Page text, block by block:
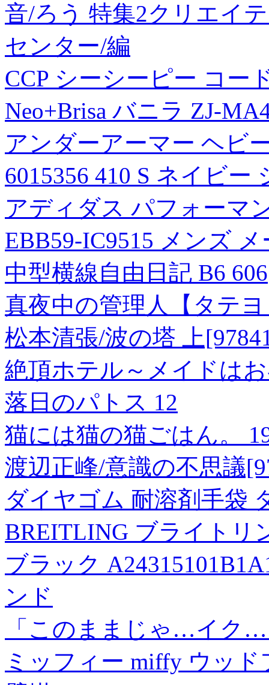
音/ろう 特集2クリエイ
センター/編
CCP シーシーピー コー
Neo+Brisa バニラ ZJ-
アンダーアーマー ヘビ
6015356 410 S ネイビー
アディダス パフォーマ
EBB59-IC9515 メンズ
中型横線自由日記 B6 606
真夜中の管理人【タテ
松本清張/波の塔 上
絶頂ホテル～メイドは
落日のパトス 12
猫には猫の猫ごはん。
渡辺正峰/意識の不思議
ダイヤゴム 耐溶剤手袋
BREITLING ブライトリ
ブラック
ンド
「このままじゃ…イク
ミッフィー miffy ウッ